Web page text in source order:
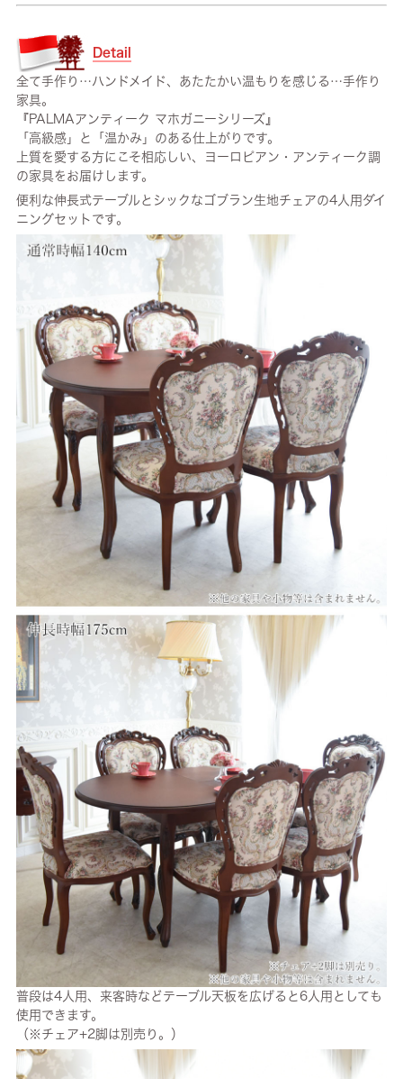
Detail
全て手作り…ハンドメイド、あたたかい温もりを感じる…手作り
家具。
『PALMAアンティーク マホガニーシリーズ』
「高級感」と「温かみ」のある仕上がりです。
上質を愛する方にこそ相応しい、ヨーロピアン・アンティーク調
の家具をお届けします。
便利な伸長式テーブルとシックなゴブラン生地チェアの4人用ダイ
ニングセットです。
普段は4人用、来客時などテーブル天板を広げると6人用としても
使用できます。
（※チェア+2脚は別売り。）